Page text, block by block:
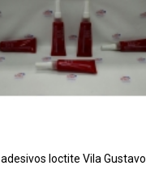
adesivos loctite Vila Gustavo